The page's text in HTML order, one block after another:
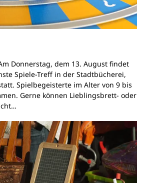
Donnerstag, dem 13. August findet
Spiele-Treff in der Stadtbücherei,
Spielbegeisterte im Alter von 9 bis
Gerne können Lieblingsbrett- oder